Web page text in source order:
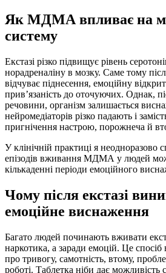
Як МДМА впливає на
систему
Екстазі різко підвищує рівень
норадреналіну в мозку. Саме тому
відчуває піднесення, емоційну
прив’язаність до оточуючих. Однак,
речовини, організм залишається
нейромедіаторів різко падають і
пригнічення настрою, порожнеча й
У клінічній практиці я неодноразово
епізодів вживання МДМА у людей
кількаденні періоди емоційного
Чому після екстазі
емоційне виснаження
Багато людей починають вживати
наркотика, а заради емоцій. Це спосіб
про тривогу, самотність, втому,
роботі. Таблетка ніби дає